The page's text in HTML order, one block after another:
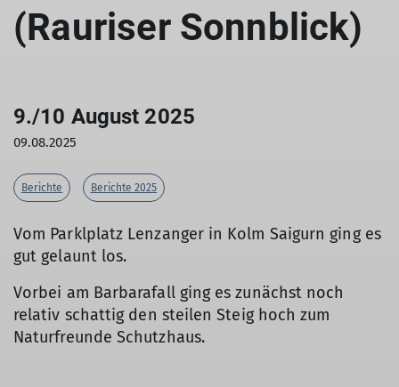
(Rauriser Sonnblick)
9./10 August 2025
09.08.2025
Berichte Berichte 2025
Vom Parklplatz Lenzanger in Kolm Saigurn ging es
gut gelaunt los.
Vorbei am Barbarafall ging es zunächst noch
relativ schattig den steilen Steig hoch zum
Naturfreunde Schutzhaus.